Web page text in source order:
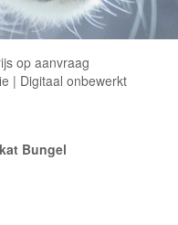
op aanvraag
| Digitaal onbewerkt
Bungel